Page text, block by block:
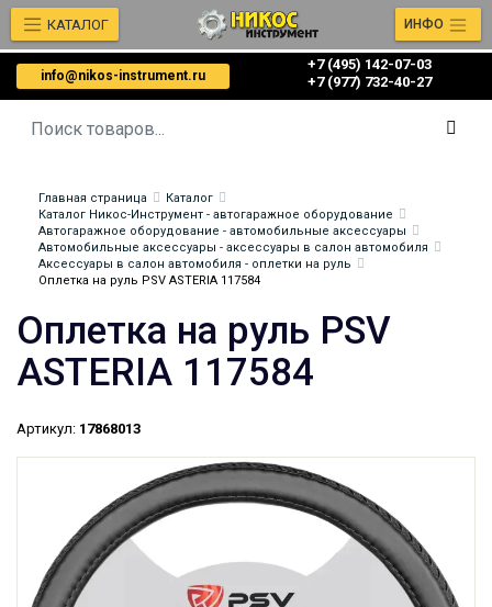
info@nikos-instrument.ru
+7 (495) 142-07-03
‎‎+7 (977) 732-40-27
КАТАЛОГ ИНФО
Главная страница
Каталог
Каталог Никос-Инструмент - автогаражное оборудование
Автогаражное оборудование - автомобильные аксессуары
Автомобильные аксессуары - аксессуары в салон автомобиля
Аксессуары в салон автомобиля - оплетки на руль
Оплетка на руль PSV ASTERIA 117584
Оплетка на руль PSV
ASTERIA 117584
Артикул: 17868013